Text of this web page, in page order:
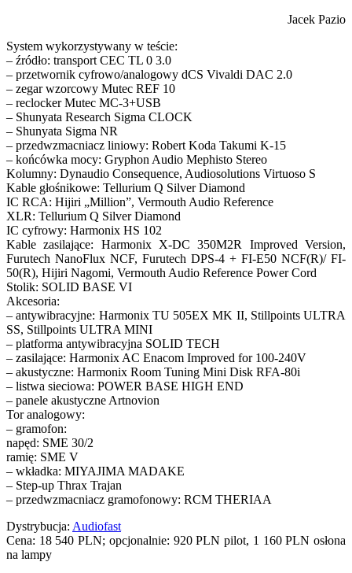
Jacek Pazio
System wykorzystywany w teście:
– źródło: transport CEC TL 0 3.0
– przetwornik cyfrowo/analogowy dCS Vivaldi DAC 2.0
– zegar wzorcowy Mutec REF 10
– reclocker Mutec MC-3+USB
– Shunyata Research Sigma CLOCK
– Shunyata Sigma NR
– przedwzmacniacz liniowy: Robert Koda Takumi K-15
– końcówka mocy: Gryphon Audio Mephisto Stereo
Kolumny: Dynaudio Consequence, Audiosolutions Virtuoso S
Kable głośnikowe: Tellurium Q Silver Diamond
IC RCA: Hijiri „Million”, Vermouth Audio Reference
XLR: Tellurium Q Silver Diamond
IC cyfrowy: Harmonix HS 102
Kable zasilające: Harmonix X-DC 350M2R Improved Version,
Furutech NanoFlux NCF, Furutech DPS-4 + FI-E50 NCF(R)/ FI-
50(R), Hijiri Nagomi, Vermouth Audio Reference Power Cord
Stolik: SOLID BASE VI
Akcesoria:
– antywibracyjne: Harmonix TU 505EX MK II, Stillpoints ULTRA
SS, Stillpoints ULTRA MINI
– platforma antywibracyjna SOLID TECH
– zasilające: Harmonix AC Enacom Improved for 100-240V
– akustyczne: Harmonix Room Tuning Mini Disk RFA-80i
– listwa sieciowa: POWER BASE HIGH END
– panele akustyczne Artnovion
Tor analogowy:
– gramofon:
napęd: SME 30/2
ramię: SME V
– wkładka: MIYAJIMA MADAKE
– Step-up Thrax Trajan
– przedwzmacniacz gramofonowy: RCM THERIAA
Dystrybucja: Audiofast
Cena: 18 540 PLN; opcjonalnie: 920 PLN pilot, 1 160 PLN osłona
na lampy